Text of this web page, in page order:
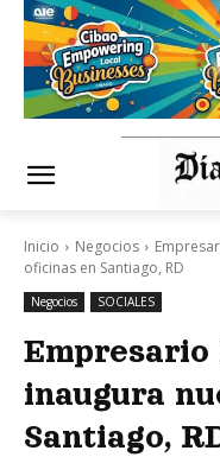
Inicio Negocios
oficinas en Santiago, RD
Negocios SOCIALES
Empresario
inaugura
Santiago,